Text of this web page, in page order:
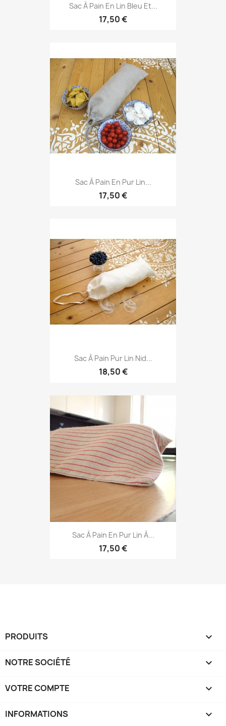
Sac À Pain En Lin Bleu Et...
17,50 €
Sac À Pain En Pur Lin...
17,50 €
Sac À Pain Pur Lin Nid...
18,50 €
Sac À Pain En Pur Lin À...
17,50 €
PRODUITS 
NOTRE SOCIÉTÉ 
VOTRE COMPTE 
INFORMATIONS keyboard_arrow_down